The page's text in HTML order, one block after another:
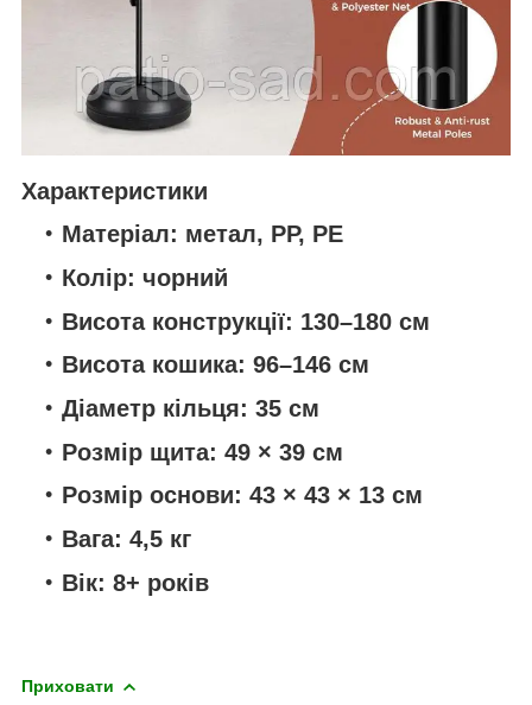
Характеристики
Матеріал: метал, PP, PE
Колір: чорний
Висота конструкції: 130–180 см
Висота кошика: 96–146 см
Діаметр кільця: 35 см
Розмір щита: 49 × 39 см
Розмір основи: 43 × 43 × 13 см
Вага: 4,5 кг
Вік: 8+ років
Приховати